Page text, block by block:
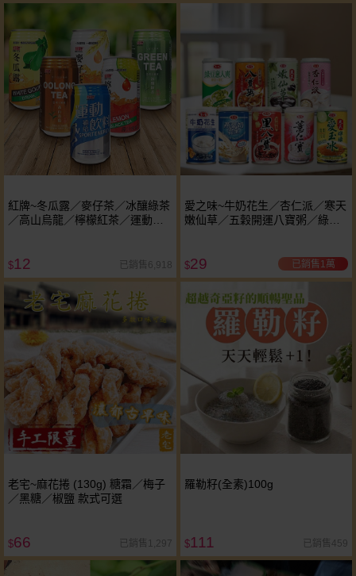
紅牌~冬瓜露／麥仔茶／冰釀綠茶
／高山烏龍／檸檬紅茶／運動補
$12 已銷售6,918
愛之味~牛奶花生／杏仁派／寒天
嫩仙草／五穀開運八寶粥／綠豆
(340g) 款式可選 ※限宅配
$29 已銷售1萬
老宅~麻花捲 (130g) 糖霜／梅子
／黑糖／椒鹽 款式可選
$66 已銷售1,297
羅勒籽(全素)100g
$111 已銷售459